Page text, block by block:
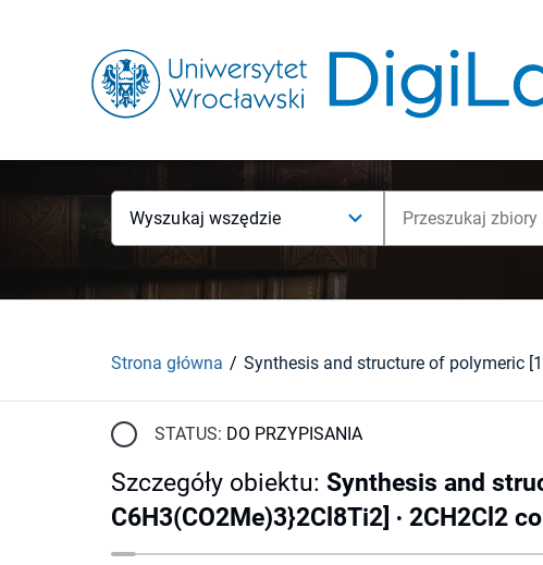
Wyszukaj wszędzie
Strona główna
STATUS: DO PRZYPISANIA
Szczegóły obiektu: Synthesis and
C6H3(CO2Me)3}2Cl8Ti2] ∙ 2CH2Cl2